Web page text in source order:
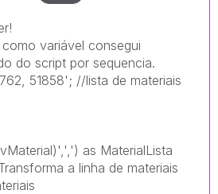
variável consegui
do script por sequencia.
51858'; //lista de materiais
as MaterialLista
a linha de materiais